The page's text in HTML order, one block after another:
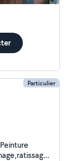
Particulier